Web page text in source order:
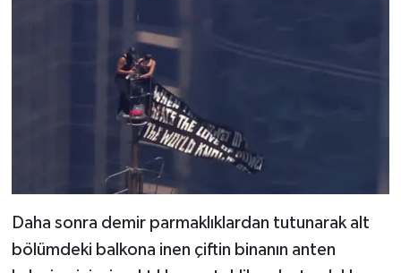
Daha sonra demir parmaklıklardan tutunarak alt
bölümdeki balkona inen çiftin binanın anten